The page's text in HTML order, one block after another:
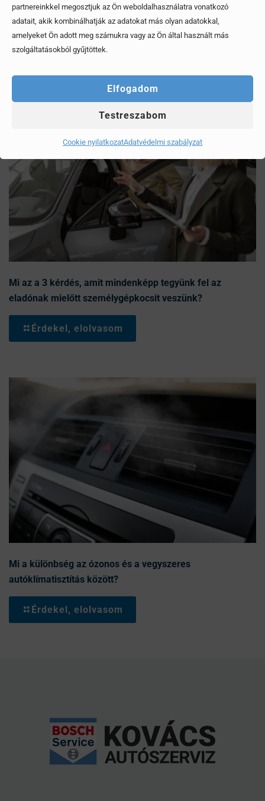
partnereinkkel megosztjuk az Ön weboldalhasználatra vonatkozó
adatait, akik kombinálhatják az adatokat más olyan adatokkal,
amelyeket Ön adott meg számukra vagy az Ön által használt más
szolgáltatásokból gyűjtöttek.
Elfogadom
Testreszabom
Cookie nyilatkozatAdatvédelmi szabályzat
Mítoszok, amiktől mi is csak fogjuk a fejünket
Érdekel, elolvasom
Mi az a 3 kérdés, amit mindenképp tegyünk fel az
eladónak mielőtt személygépkocsit veszünk?
Érdekel, elolvasom
Mi a különbség az ózonos és a vegyszeres
autóklímatisztítás között?
Érdekel, elolvasom